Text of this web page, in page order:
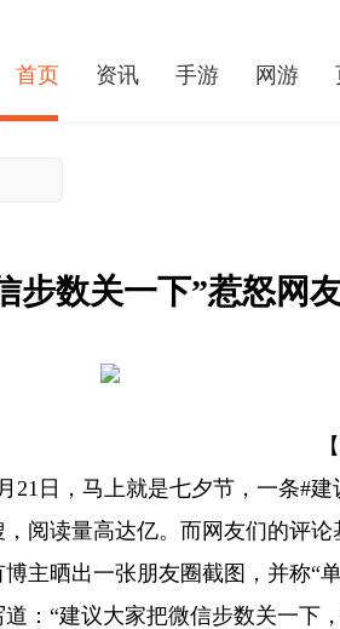
首页 资讯 手游 网游
步数关一下”惹怒网
21日，马上就是七夕节，一条#
，阅读量高达亿。而网友们的评论
博主晒出一张朋友圈截图，并称“
道：“建议大家把微信步数关一下